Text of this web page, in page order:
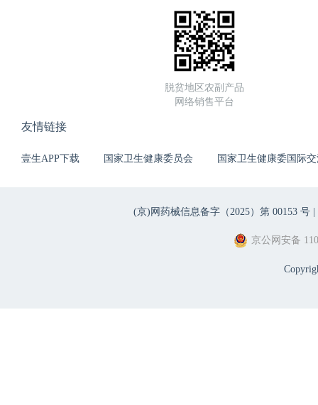
脱贫地区农副产品
网络销售平台
友情链接
壹生APP下载 国家卫生健康委员会 国家卫生健康委国际
(京)网药械信息备字（2025）第 00153 号 |
京公网安备